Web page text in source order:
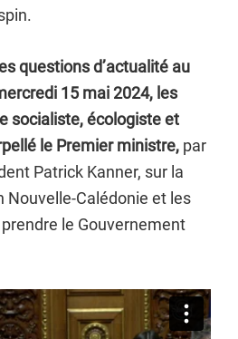
questions d’actualité au
15 mai 2024, les
socialiste, écologiste et
le Premier ministre, par
Patrick Kanner, sur la
Nouvelle-Calédonie et les
le Gouvernement